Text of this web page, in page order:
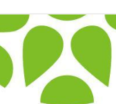
トップ